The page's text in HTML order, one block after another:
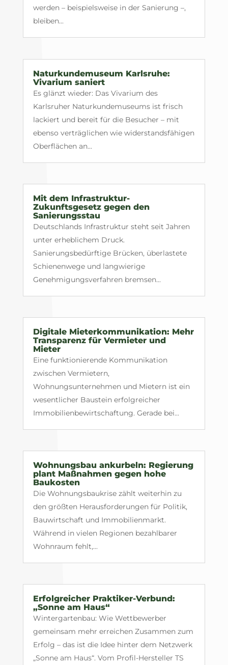
werden – beispielsweise in der Sanierung –,
bleiben...
Naturkundemuseum Karlsruhe:
Vivarium saniert
Es glänzt wieder: Das Vivarium des
Karlsruher Naturkundemuseums ist frisch
lackiert und bereit für die Besucher – mit
ebenso verträglichen wie widerstandsfähigen
Oberflächen an...
Mit dem Infrastruktur-
Zukunftsgesetz gegen den
Sanierungsstau
Deutschlands Infrastruktur steht seit Jahren
unter erheblichem Druck.
Sanierungsbedürftige Brücken, überlastete
Schienenwege und langwierige
Genehmigungsverfahren bremsen...
Digitale Mieterkommunikation: Mehr
Transparenz für Vermieter und
Mieter
Eine funktionierende Kommunikation
zwischen Vermietern,
Wohnungsunternehmen und Mietern ist ein
wesentlicher Baustein erfolgreicher
Immobilienbewirtschaftung. Gerade bei...
Wohnungsbau ankurbeln: Regierung
plant Maßnahmen gegen hohe
Baukosten
Die Wohnungsbaukrise zählt weiterhin zu
den größten Herausforderungen für Politik,
Bauwirtschaft und Immobilienmarkt.
Während in vielen Regionen bezahlbarer
Wohnraum fehlt,...
Erfolgreicher Praktiker-Verbund:
„Sonne am Haus“
Wintergartenbau: Wie Wettbewerber
gemeinsam mehr erreichen Zusammen zum
Erfolg – das ist die Idee hinter dem Netzwerk
„Sonne am Haus“. Vom Profil-Hersteller TS